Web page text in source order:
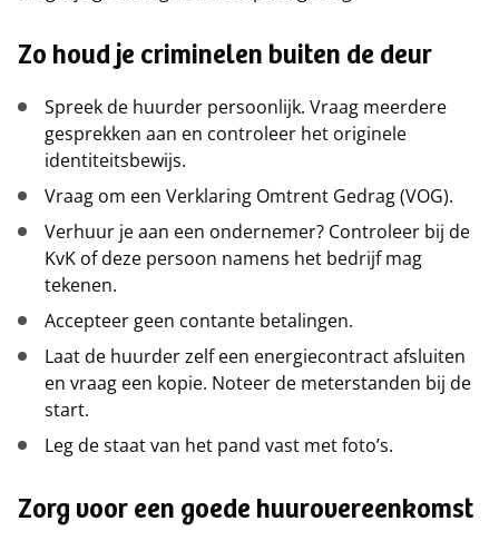
Zo houd je criminelen buiten de deur
Spreek de huurder persoonlijk. Vraag meerdere
gesprekken aan en controleer het originele
identiteitsbewijs.
Vraag om een Verklaring Omtrent Gedrag (VOG).
Verhuur je aan een ondernemer? Controleer bij de
KvK of deze persoon namens het bedrijf mag
tekenen.
Accepteer geen contante betalingen.
Laat de huurder zelf een energiecontract afsluiten
en vraag een kopie. Noteer de meterstanden bij de
start.
Leg de staat van het pand vast met foto’s.
Zorg voor een goede huurovereenkomst